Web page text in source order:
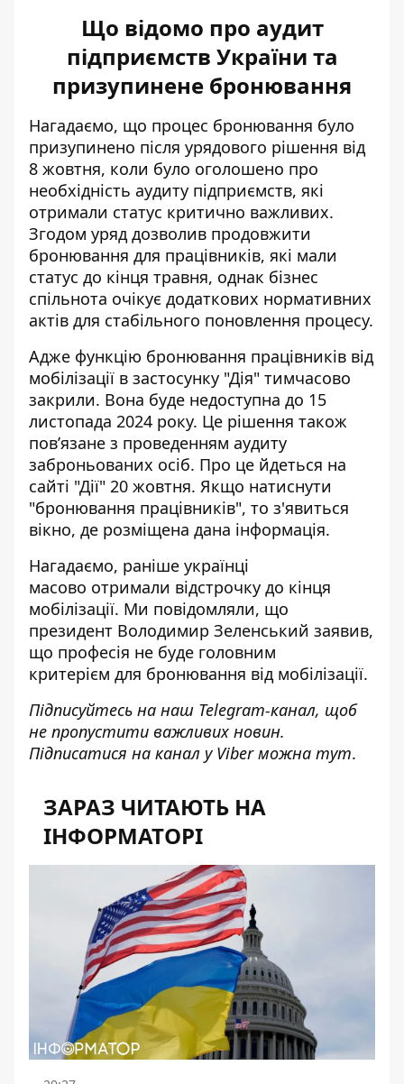
Що відомо про аудит
підприємств України та
призупинене бронювання
Нагадаємо, що процес бронювання було
призупинено після урядового рішення від
8 жовтня, коли було оголошено про
необхідність аудиту підприємств, які
отримали статус критично важливих.
Згодом уряд дозволив продовжити
бронювання для працівників, які мали
статус до кінця травня, однак бізнес
спільнота очікує додаткових нормативних
актів для стабільного поновлення процесу.
Адже функцію бронювання працівників від
мобілізації в застосунку "Дія" тимчасово
закрили. Вона буде недоступна до 15
листопада 2024 року. Це рішення також
пов’язане з проведенням аудиту
заброньованих осіб. Про це йдеться на
сайті "Дії" 20 жовтня. Якщо натиснути
"бронювання працівників", то з'явиться
вікно, де розміщена дана інформація.
Нагадаємо, раніше українці
масово отримали відстрочку до кінця
мобілізації. Ми повідомляли, що
президент Володимир Зеленський заявив,
що професія не буде головним
критерієм для бронювання від мобілізації.
Підписуйтесь на наш Telegram-канал, щоб
не пропустити важливих новин.
Підписатися на канал у Viber можна тут.
ЗАРАЗ ЧИТАЮТЬ НА
ІНФОРМАТОРІ